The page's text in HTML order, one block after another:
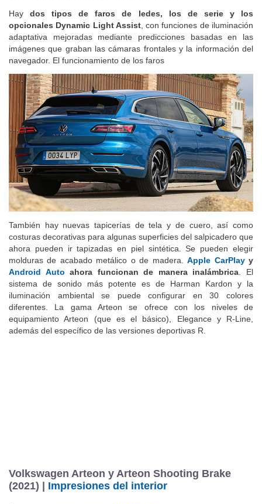
Haydos tipos de faros de ledes, los de serie y los
opcionales Dynamic Light Assist, con funciones de iluminación
adaptativa mejoradas mediante predicciones basadas en las
imágenes que graban las cámaras frontales y la información del
navegador. El funcionamiento de los faros
También hay nuevas tapicerías de tela y de cuero, así como
costuras decorativas para algunas superficies del salpicadero que
ahora pueden ir tapizadas en piel sintética. Se pueden elegir
molduras de acabado metálico o de madera.Apple CarPlayy
Android Auto ahora funcionan de manera inalámbrica . El
sistema de sonido más potente es de Harman Kardon y la
iluminación ambiental se puede configurar en 30 colores
diferentes. La gama Arteon se ofrece con los niveles de
equipamiento Arteon (que es el básico), Elegance y R-Line,
además del específico de las versiones deportivas R.
Volkswagen Arteon y Arteon Shooting Brake
(2021) | Impresiones del interior